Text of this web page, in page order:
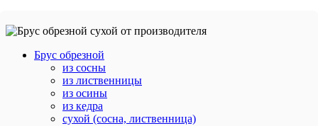
Брус обрезной
из сосны
из лиственницы
из осины
из кедра
сухой (сосна, лиственница)